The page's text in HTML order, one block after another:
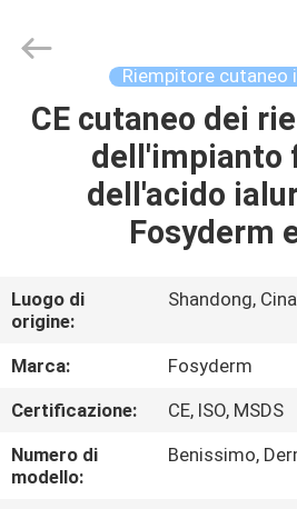
CASA.
PRODOTTI
DI
NOI
VISITA
ALLA
FABBRICA
International
Trading
Rights
Reserved.
Riempitore cutaneo
CE cutaneo dei
dell'impianto
dell'acido
Fosyderm
Luogo di
origine:
Shandong, Cina
Marca:
Fosyderm
Certificazione:
CE, ISO, MSDS
Numero di
modello:
Benissimo,